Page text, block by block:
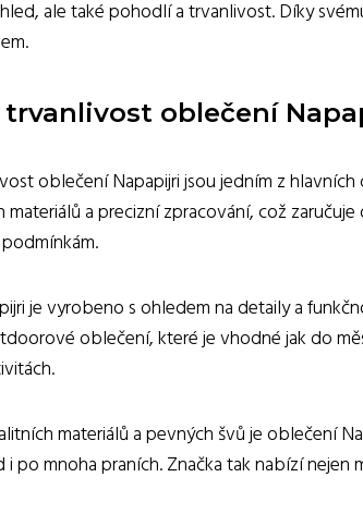
ale také pohodlí a trvanlivost. Díky
trvanlivost oblečení
oblečení Napapijri jsou jedním z
a precizní zpracování, což
je vyrobeno s ohledem na detaily a
oblečení, které je vhodné jak do
materiálů a pevných švů je oblečení
po mnoha praních. Značka tak nabízí